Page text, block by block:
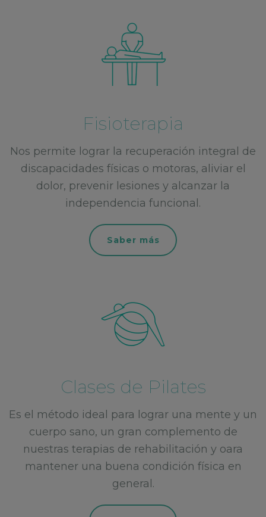
Fisioterapia
Nos permite lograr la recuperación integral de
discapacidades físicas o motoras, aliviar el
dolor, prevenir lesiones y alcanzar la
independencia funcional.
Saber más
Clases de Pilates
Es el método ideal para lograr una mente y un
cuerpo sano, un gran complemento de
nuestras terapias de rehabilitación y oara
mantener una buena condición física en
general.